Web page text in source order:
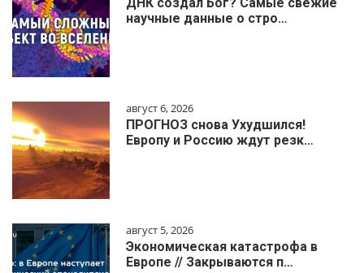
ДНК создал Бог? Самые свежие
научные данные о стро…
август 6, 2026
ПРОГНОЗ снова Ухудшился!
Европу и Россию ждут резк…
август 5, 2026
Экономическая катастрофа в
Европе // Закрываются п…